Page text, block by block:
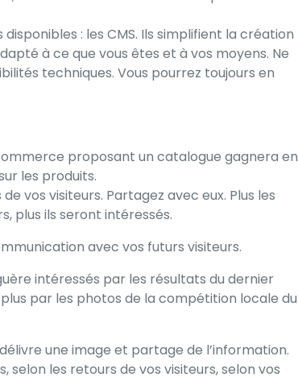
: les CMS. Ils simplifient la création
à ce que vous êtes et à vos moyens. Ne
techniques. Vous pourrez toujours en
proposant un catalogue gagnera en
les produits.
vos visiteurs. Partagez avec eux. Plus les
plus ils seront intéressés.
avec vos futurs visiteurs.
intéressés par les résultats du dernier
par les photos de la compétition locale du
une image et partage de l’information.
selon les retours de vos visiteurs, selon vos